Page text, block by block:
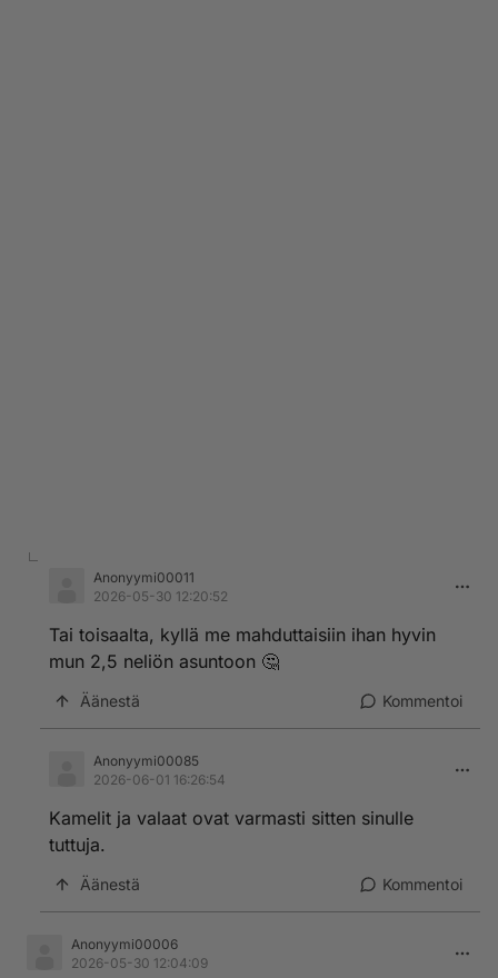
Anonyymi00011
2026-05-30 12:20:52
Tai toisaalta, kyllä me mahduttaisiin ihan hyvin
mun 2,5 neliön asuntoon 🤔
Äänestä Kommentoi
Anonyymi00085
2026-06-01 16:26:54
Kamelit ja valaat ovat varmasti sitten sinulle
tuttuja.
Äänestä Kommentoi
Anonyymi00006
2026-05-30 12:04:09